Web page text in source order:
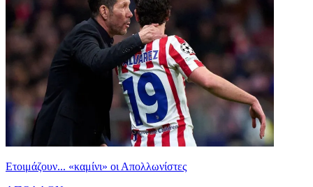
Ετοιμάζουν... «καμίνι» οι Απολλωνίστες